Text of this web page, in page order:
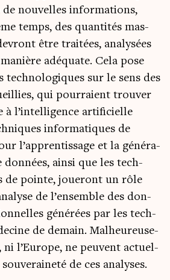
de nou­velles infor­ma­tions,
temps, des quan­ti­tés mas­
être trai­tées, ana­ly­sées
adé­quate. Cela pose
tech­no­lo­giques sur le sens des
qui pour­raient trou­ver
à l’intelligence arti­fi­cielle
infor­ma­tiques de
l’apprentissage et la géné­ra­
ain­si que les tech­
de pointe, joue­ront un rôle
de l’ensemble des don­
géné­rées par les tech­
de demain. Mal­heu­reu­se­
ni l’Europe, ne peuvent actuel­
de ces analyses.